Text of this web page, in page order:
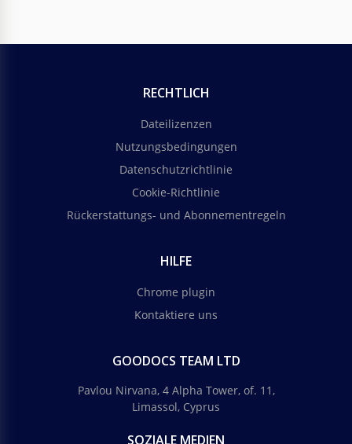
RECHTLICH
Dateilizenzen
Nutzungsbedingungen
Datenschutzrichtlinie
Cookie-Richtlinie
Rückerstattungs- und Abonnementregeln
HILFE
Chrome plugin
Kontaktiere uns
GOODOCS TEAM LTD
Pavlou Nirvana, 4 Alpha Tower, of. 11,
Limassol, Cyprus
SOZIALE MEDIEN